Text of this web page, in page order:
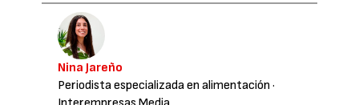
Nina Jareño
Periodista especializada en alimentación ·